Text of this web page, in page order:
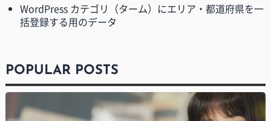
WordPress カテゴリ（ターム）にエリア・都道府県を一
括登録する用のデータ
POPULAR POSTS